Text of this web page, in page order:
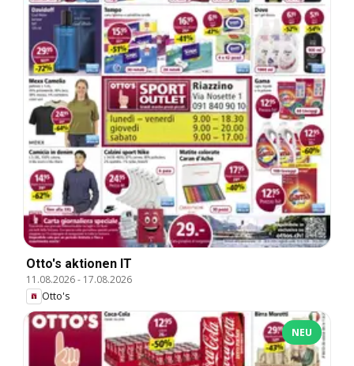
Otto's aktionen IT
11.08.2026- 17.08.2026
Otto's
NEU